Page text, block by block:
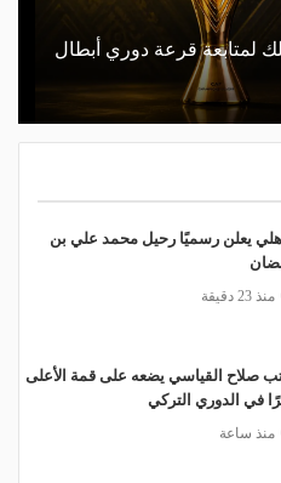
لمتابعة قرعة دوري أبطال
يعلن رسميًا رحيل محمد علي بن
منذ 23 دقيقة
صلاح القياسي يضعه على قمة الأعلى
في الدوري التركي
منذ ساعة